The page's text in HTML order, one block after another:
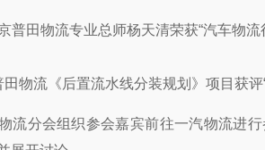
田物流专业总师杨天清荣获“汽车物流
流《后置流水线分装规划》项目获评
分会组织参会嘉宾前往一汽物流进行